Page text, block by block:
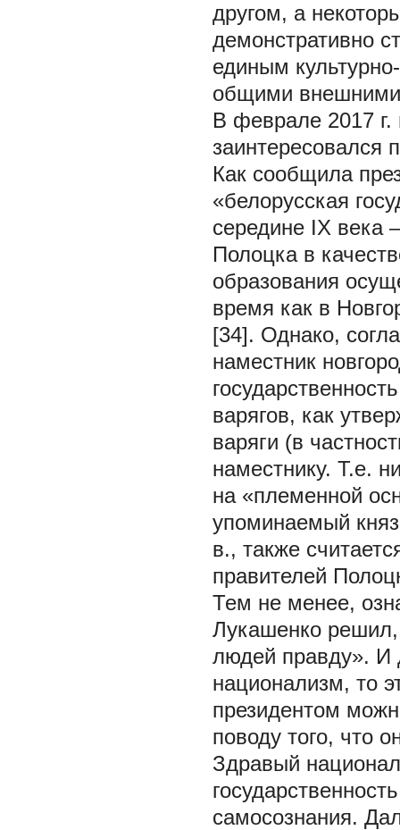
другом, а
демонстративно
единым
общими
В феврале 2017 г.
заинтересовался
Как сообщила
«белорусская
середине IX века
Полоцка в
образования
время как в
[34]. Однако,
наместник
варягов, как
варяги (в
наместнику. Т.е.
на «племенной
упоминаемый
в., также
правителей
Тем не менее,
Лукашенко
людей правду». И
национализм, то
президентом
поводу того, что
Здравый
самосознания.